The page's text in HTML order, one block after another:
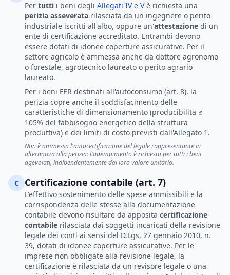
Per tutti i beni degli Allegati IV e V è richiesta una
perizia asseverata rilasciata da un ingegnere o perito
industriale iscritti all'albo, oppure un'attestazione di un
ente di certificazione accreditato. Entrambi devono
essere dotati di idonee coperture assicurative. Per il
settore agricolo è ammessa anche da dottore agronomo
o forestale, agrotecnico laureato o perito agrario
laureato.
Per i beni FER destinati all'autoconsumo (art. 8), la
perizia copre anche il soddisfacimento delle
caratteristiche di dimensionamento (producibilità ≤
105% del fabbisogno energetico della struttura
produttiva) e dei limiti di costo previsti dall'Allegato 1.
Non è ammessa l'autocertificazione del legale rappresentante in
alternativa alla perizia: l'adempimento è richiesto per tutti i beni
agevolati, indipendentemente dal loro valore unitario.
C Certificazione contabile (art. 7)
L'effettivo sostenimento delle spese ammissibili e la
corrispondenza delle stesse alla documentazione
contabile devono risultare da apposita certificazione
contabile rilasciata dai soggetti incaricati della revisione
legale dei conti ai sensi del D.Lgs. 27 gennaio 2010, n.
39, dotati di idonee coperture assicurative. Per le
imprese non obbligate alla revisione legale, la
certificazione è rilasciata da un revisore legale o una